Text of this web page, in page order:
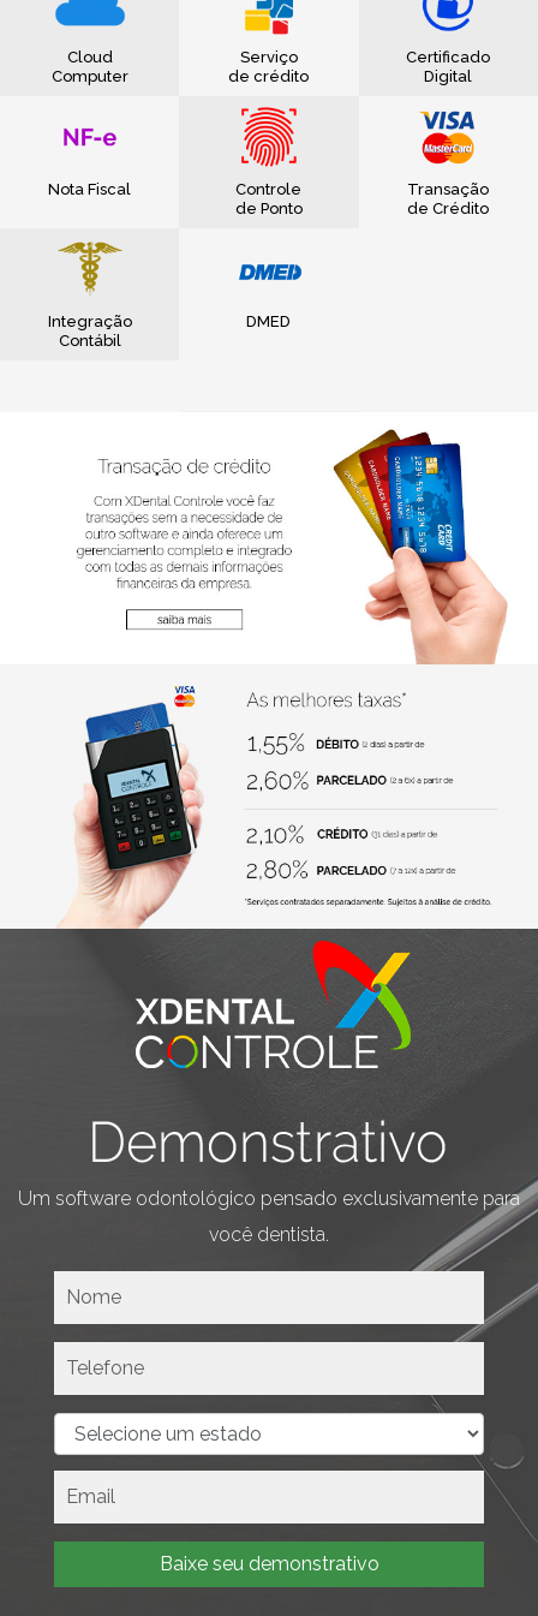
Cloud
Computer
Serviço
de crédito
Certificado
Digital
Nota Fiscal
Controle
de Ponto
Transação
de Crédito
Integração
Contábil
DMED
Um software odontológico pensado exclusivamente para
você dentista.
Baixe seu demonstrativo